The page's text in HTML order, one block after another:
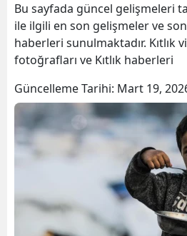
Bu sayfada güncel gelişmeleri
ile ilgili en son gelişmeler ve son
haberleri sunulmaktadır. Kıtlık
fotoğrafları ve Kıtlık haberleri
Güncelleme Tarihi: Mart 19,